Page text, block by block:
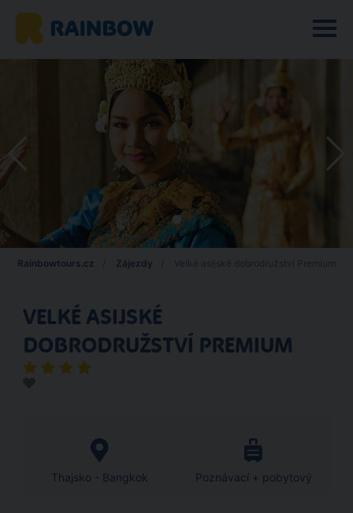
Rainbowtours.cz Zájezdy
VELKÉ ASIJSKÉ
DOBRODRUŽSTVÍ PREMIUM
Thajsko - Bangkok Poznávací + pobytový